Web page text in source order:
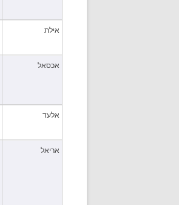
אילת
אכסאל
אלעד
אריאל